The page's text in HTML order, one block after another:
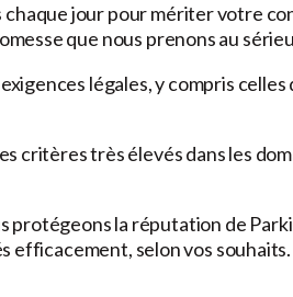
jour pour mériter votre
que nous prenons au
légales, y compris celles
critères très élevés dans les
la réputation de
efficacement, selon vos souhaits.